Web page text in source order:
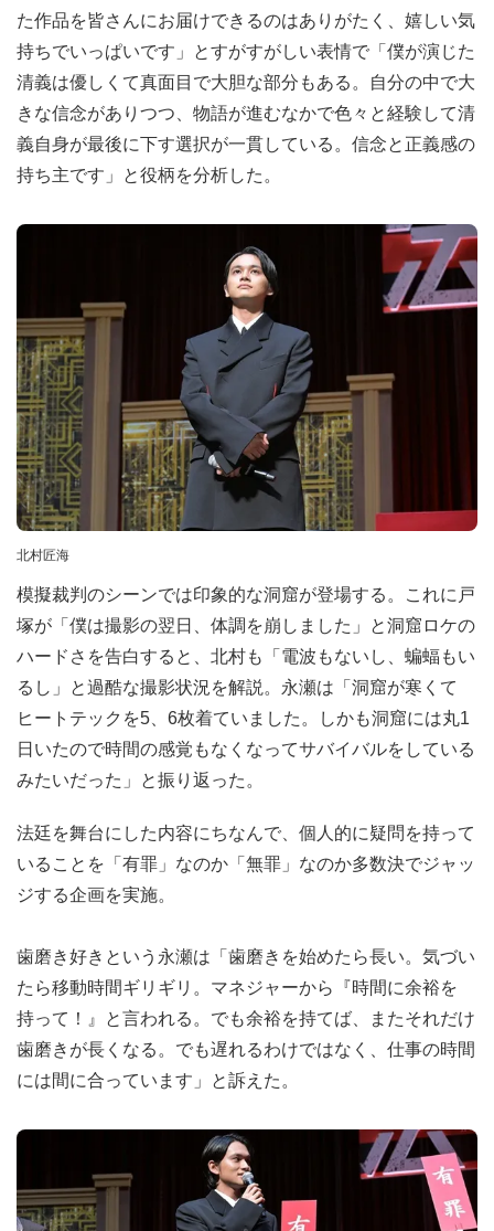
た作品を皆さんにお届けできるのはありがたく、嬉しい気
持ちでいっぱいです」とすがすがしい表情で「僕が演じた
清義は優しくて真面目で大胆な部分もある。自分の中で大
きな信念がありつつ、物語が進むなかで色々と経験して清
義自身が最後に下す選択が一貫している。信念と正義感の
持ち主です」と役柄を分析した。
北村匠海
模擬裁判のシーンでは印象的な洞窟が登場する。これに戸
塚が「僕は撮影の翌日、体調を崩しました」と洞窟ロケの
ハードさを告白すると、北村も「電波もないし、蝙蝠もい
るし」と過酷な撮影状況を解説。永瀬は「洞窟が寒くて
ヒートテックを5、6枚着ていました。しかも洞窟には丸1
日いたので時間の感覚もなくなってサバイバルをしている
みたいだった」と振り返った。
法廷を舞台にした内容にちなんで、個人的に疑問を持って
いることを「有罪」なのか「無罪」なのか多数決でジャッ
ジする企画を実施。
歯磨き好きという永瀬は「歯磨きを始めたら長い。気づい
たら移動時間ギリギリ。マネジャーから『時間に余裕を
持って！』と言われる。でも余裕を持てば、またそれだけ
歯磨きが長くなる。でも遅れるわけではなく、仕事の時間
には間に合っています」と訴えた。